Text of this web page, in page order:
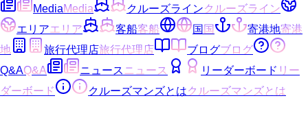
MediaMedia クルーズラインクルーズライン
エリアエリア 客船客船 国国 寄港地寄港
地
旅行代理店旅行代理店 ブログブログ
Q&AQ&A ニュース ニュース リーダーボード リー
ダーボード
クルーズマンズとはクルーズマンズとは